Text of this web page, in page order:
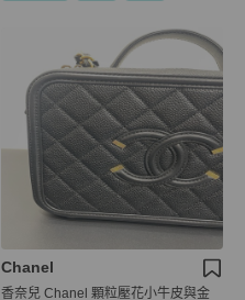
Chanel
香奈兒 Chanel 顆粒壓花小牛皮與金